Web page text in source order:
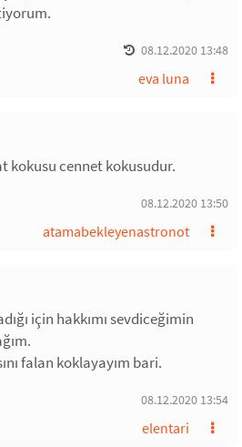
08.12.2020 13:48
eva luna
kokusu cennet kokusudur.
08.12.2020 13:50
atamabekleyenastronot
için hakkımı sevdiceğimin
falan koklayayım bari.
08.12.2020 13:54
elentari